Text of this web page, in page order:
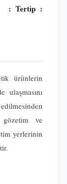
Tertip :
ürünlerin
gözetim ve
yerlerinin